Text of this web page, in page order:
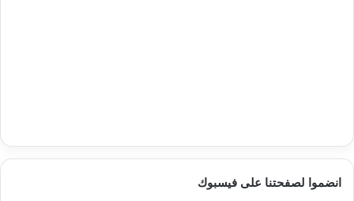
انضموا لصفحتنا على فيسبوك